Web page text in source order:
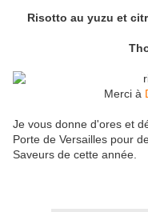
Risotto au yuzu et
Merci à
Je vous donne d'ores et
Porte de Versailles pour
Saveurs de cette année.